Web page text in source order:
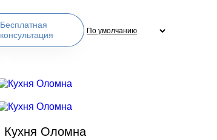
Бесплатная
консультация
Кухня Оломна